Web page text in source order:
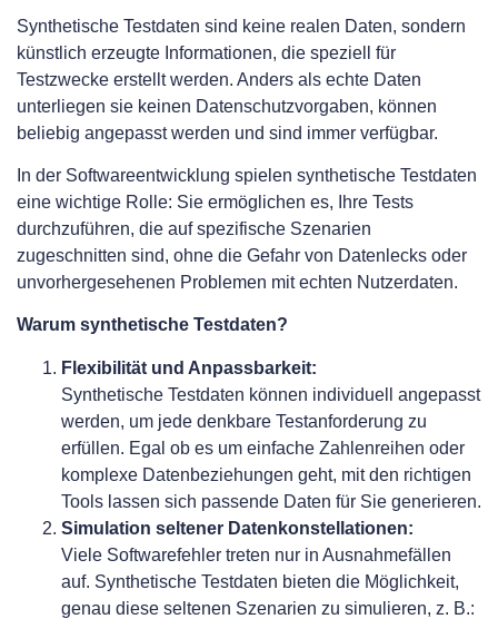
Synthetische Testdaten sind keine realen Daten, sondern
künstlich erzeugte Informationen, die speziell für
Testzwecke erstellt werden. Anders als echte Daten
unterliegen sie keinen Datenschutzvorgaben, können
beliebig angepasst werden und sind immer verfügbar.
In der Softwareentwicklung spielen synthetische Testdaten
eine wichtige Rolle: Sie ermöglichen es, Ihre Tests
durchzuführen, die auf spezifische Szenarien
zugeschnitten sind, ohne die Gefahr von Datenlecks oder
unvorhergesehenen Problemen mit echten Nutzerdaten.
Warum synthetische Testdaten?
Flexibilität und Anpassbarkeit:
Synthetische Testdaten können individuell angepasst
werden, um jede denkbare Testanforderung zu
erfüllen. Egal ob es um einfache Zahlenreihen oder
komplexe Datenbeziehungen geht, mit den richtigen
Tools lassen sich passende Daten für Sie generieren.
Simulation seltener Datenkonstellationen:
Viele Softwarefehler treten nur in Ausnahmefällen
auf. Synthetische Testdaten bieten die Möglichkeit,
genau diese seltenen Szenarien zu simulieren, z. B.: